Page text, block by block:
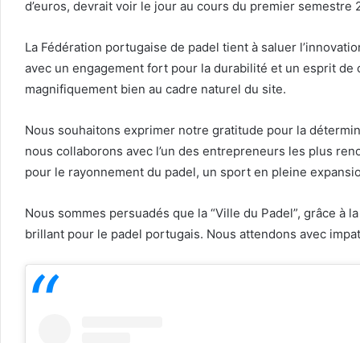
d’euros, devrait voir le jour au cours du premier semestre
La Fédération portugaise de padel tient à saluer
avec un engagement fort pour la durabilité et un esprit
magnifiquement bien au cadre naturel du site.
Nous souhaitons exprimer notre gratitude pour la
nous collaborons avec l’un des entrepreneurs les plus
pour le rayonnement du padel, un sport en pleine
Nous sommes persuadés que la “Ville du Padel”, grâce
brillant pour le padel portugais. Nous attendons avec